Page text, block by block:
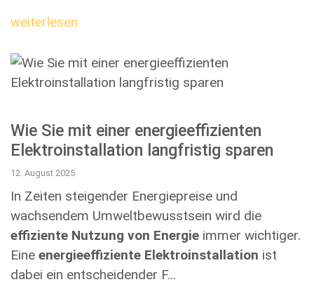
weiterlesen
Wie Sie mit einer energieeffizienten
Elektroinstallation langfristig sparen
12. August 2025
In Zeiten steigender Energiepreise und
wachsendem Umweltbewusstsein wird die
effiziente Nutzung von Energie immer wichtiger.
Eine energieeffiziente Elektroinstallation ist
dabei ein entscheidender F...